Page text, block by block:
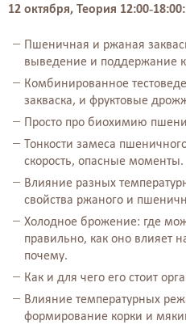
12 октября, Теория 12:00-18:00:
Пшеничная и ржаная
выведение и поддержание
Комбинированное
закваска, и фруктовые
Просто про биохимию
Тонкости замеса
скорость, опасные моменты.
Влияние разных
свойства ржаного и
Холодное брожение: где
правильно, как оно влияет
почему.
Как и для чего его стоит
Влияние температурных
формирование корки и